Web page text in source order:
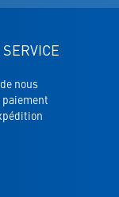
nous
paiement